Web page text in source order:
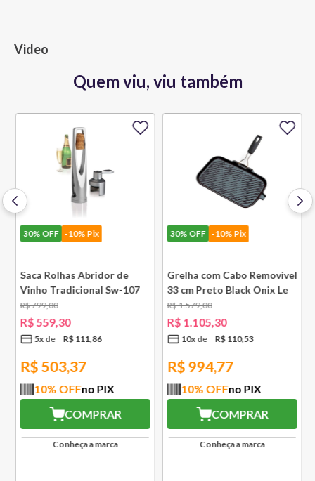
Video
Quem viu, viu também
30%OFF -10% Pix
Saca Rolhas Abridor de
Vinho Tradicional Sw-107
Ply Le Creuset
R$799,00
R$ 559,30
5x R$ 111,86
R$ 503,37
10% OFFno PIX
COMPRAR
Conheça a marca
30%OFF -10% Pix
Grelha com Cabo Removível
33 cm Preto Black Onix Le
Creuset
R$1.579,00
R$ 1.105,30
10x R$ 110,53
R$ 994,77
10% OFFno PIX
COMPRAR
Conheça a marca